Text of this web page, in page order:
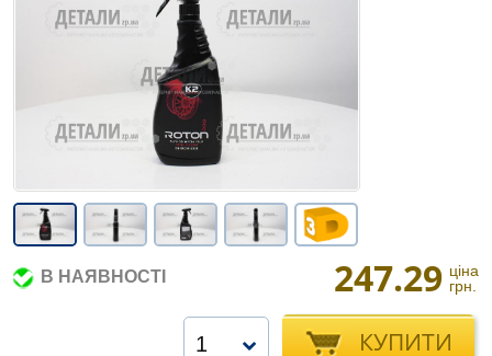
В НАЯВНОСТІ 247.29 ціна
грн.
КУПИТИ
1